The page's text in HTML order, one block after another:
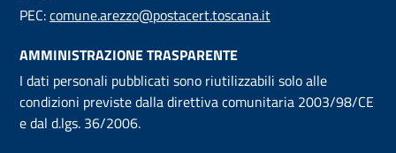
PEC:comune.arezzo@postacert.toscana.it
AMMINISTRAZIONE TRASPARENTE
I dati personali pubblicati sono riutilizzabili solo alle
condizioni previste dalla direttiva comunitaria 2003/98/CE
e dal d.lgs. 36/2006.